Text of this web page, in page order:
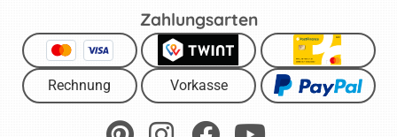
Zahlungsarten
Rechnung Vorkasse